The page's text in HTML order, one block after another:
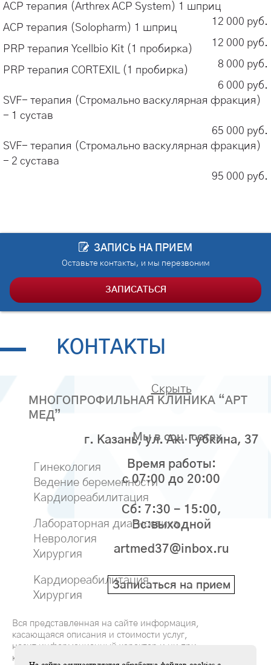
АСР терапия (Arthrex ACP System) 1 шприц
12 000 руб.
АСР терапия (Solopharm) 1 шприц
12 000 руб.
PRP терапия Ycellbio Kit (1 пробирка)
8 000 руб.
PRP терапия CORTEXIL (1 пробирка)
6 000 руб.
SVF- терапия (Стромально васкулярная фракция)
- 1 сустав
65 000 руб.
SVF- терапия (Стромально васкулярная фракция)
- 2 сустава
95 000 руб.
ЗАПИСЬ НА ПРИЕМ
Оставьте контакты, и мы перезвоним
ЗАПИСАТЬСЯ
КОНТАКТЫ
Скрыть
г. Казань, ул. Ак. Губкина, 37
Время работы:
с 07:00 до 20:00
Сб: 7:30 - 15:00,
Вс:выходной
artmed37@inbox.ru
Записаться на прием
МНОГОПРОФИЛЬНАЯ КЛИНИКА “АРТ
МЕД”
Мы в соц. сетях
Гинекология
Ведение беременности
Кардиореабилитация
Лабораторная диагностика
Неврология
Хирургия
Кардиореабилитация
Хирургия
Вся представленная на сайте информация,
касающаяся описания и стоимости услуг,
носит информационный характер и ни при
каких условиях не является публичной